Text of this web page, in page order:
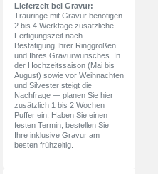
Lieferzeit bei Gravur:
Trauringe mit Gravur benötigen
2 bis 4 Werktage zusätzliche
Fertigungszeit nach
Bestätigung Ihrer Ringgrößen
und Ihres Gravurwunsches. In
der Hochzeitssaison (Mai bis
August) sowie vor Weihnachten
und Silvester steigt die
Nachfrage — planen Sie hier
zusätzlich 1 bis 2 Wochen
Puffer ein. Haben Sie einen
festen Termin, bestellen Sie
Ihre inklusive Gravur am
besten frühzeitig.